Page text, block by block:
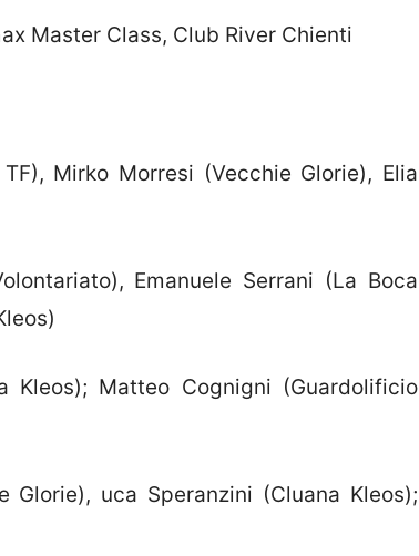
Master Class, Club River Chienti
Mirko Morresi (Vecchie Glorie), Elia
Emanuele Serrani (La Boca
Kleos); Matteo Cognigni (Guardolificio
Glorie), uca Speranzini (Cluana Kleos);